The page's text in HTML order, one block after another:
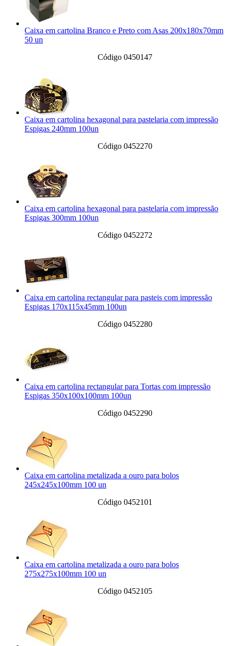
Caixa em cartolina Branco e Preto com Asas 200x180x70mm
50 un
Código 0450147
Caixa em cartolina hexagonal para pastelaria com impressão
Espigas 240mm 100un
Código 0452270
Caixa em cartolina hexagonal para pastelaria com impressão
Espigas 300mm 100un
Código 0452272
Caixa em cartolina rectangular para pasteis com impressão
Espigas 170x115x45mm 100un
Código 0452280
Caixa em cartolina rectangular para Tortas com impressão
Espigas 350x100x100mm 100un
Código 0452290
Caixa em cartolina metalizada a ouro para bolos
245x245x100mm 100 un
Código 0452101
Caixa em cartolina metalizada a ouro para bolos
275x275x100mm 100 un
Código 0452105